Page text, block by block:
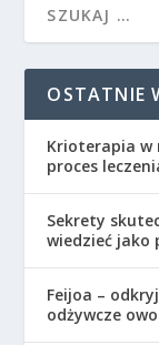
OSTATNIE
Krioterapia w
proces
Sekrety
wiedzieć jako
Feijoa –
odżywcze